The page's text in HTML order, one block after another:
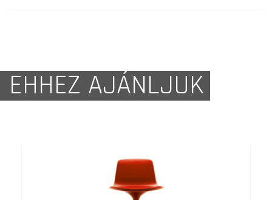
EHHEZ AJÁNLJUK